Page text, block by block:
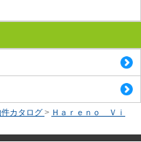
カタログ > Ｈａｒｅｎｏ Ｖｉ